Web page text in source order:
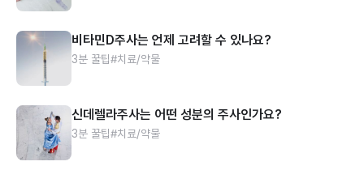
비타민D주사는 언제 고려할 수 있나요?
3분 꿀팁#치료/약물
신데렐라주사는 어떤 성분의 주사인가요?
3분 꿀팁#치료/약물